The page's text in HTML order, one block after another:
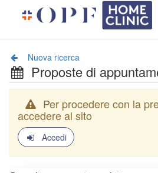
Nuova ricerca
Proposte di
Per procedere con la
accedere al sito
Accedi